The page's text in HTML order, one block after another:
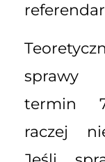
sprawy
termin
raczej